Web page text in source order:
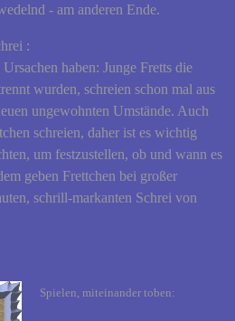
- am anderen Ende.
:
haben: Junge Fretts die
wurden, schreien schon mal aus
ungewohnten Umstände. Auch
schreien, daher ist es wichtig
um festzustellen, ob und wann es
geben Frettchen bei großer
schrill-markanten Schrei von
Spielen, miteinander toben: